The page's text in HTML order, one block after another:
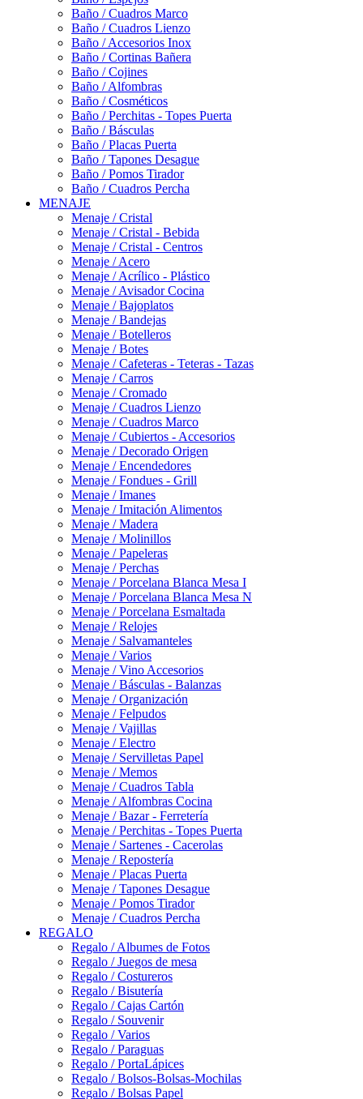
Baño / Cuadros Marco
Baño / Cuadros Lienzo
Baño / Accesorios Inox
Baño / Cortinas Bañera
Baño / Cojines
Baño / Alfombras
Baño / Cosméticos
Baño / Perchitas - Topes Puerta
Baño / Básculas
Baño / Placas Puerta
Baño / Tapones Desague
Baño / Pomos Tirador
Baño / Cuadros Percha
MENAJE
Menaje / Cristal
Menaje / Cristal - Bebida
Menaje / Cristal - Centros
Menaje / Acero
Menaje / Acrílico - Plástico
Menaje / Avisador Cocina
Menaje / Bajoplatos
Menaje / Bandejas
Menaje / Botelleros
Menaje / Botes
Menaje / Cafeteras - Teteras - Tazas
Menaje / Carros
Menaje / Cromado
Menaje / Cuadros Lienzo
Menaje / Cuadros Marco
Menaje / Cubiertos - Accesorios
Menaje / Decorado Origen
Menaje / Encendedores
Menaje / Fondues - Grill
Menaje / Imanes
Menaje / Imitación Alimentos
Menaje / Madera
Menaje / Molinillos
Menaje / Papeleras
Menaje / Perchas
Menaje / Porcelana Blanca Mesa I
Menaje / Porcelana Blanca Mesa N
Menaje / Porcelana Esmaltada
Menaje / Relojes
Menaje / Salvamanteles
Menaje / Varios
Menaje / Vino Accesorios
Menaje / Básculas - Balanzas
Menaje / Organización
Menaje / Felpudos
Menaje / Vajillas
Menaje / Electro
Menaje / Servilletas Papel
Menaje / Memos
Menaje / Cuadros Tabla
Menaje / Alfombras Cocina
Menaje / Bazar - Ferretería
Menaje / Perchitas - Topes Puerta
Menaje / Sartenes - Cacerolas
Menaje / Repostería
Menaje / Placas Puerta
Menaje / Tapones Desague
Menaje / Pomos Tirador
Menaje / Cuadros Percha
REGALO
Regalo / Albumes de Fotos
Regalo / Juegos de mesa
Regalo / Costureros
Regalo / Bisutería
Regalo / Cajas Cartón
Regalo / Souvenir
Regalo / Varios
Regalo / Paraguas
Regalo / PortaLápices
Regalo / Bolsos-Bolsas-Mochilas
Regalo / Bolsas Papel